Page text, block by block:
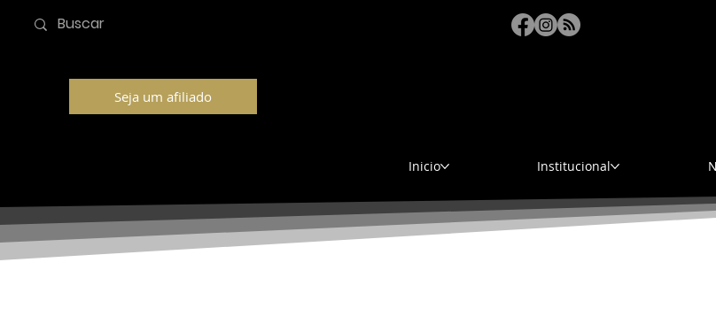
Seja um afiliado
Inicio Institucional